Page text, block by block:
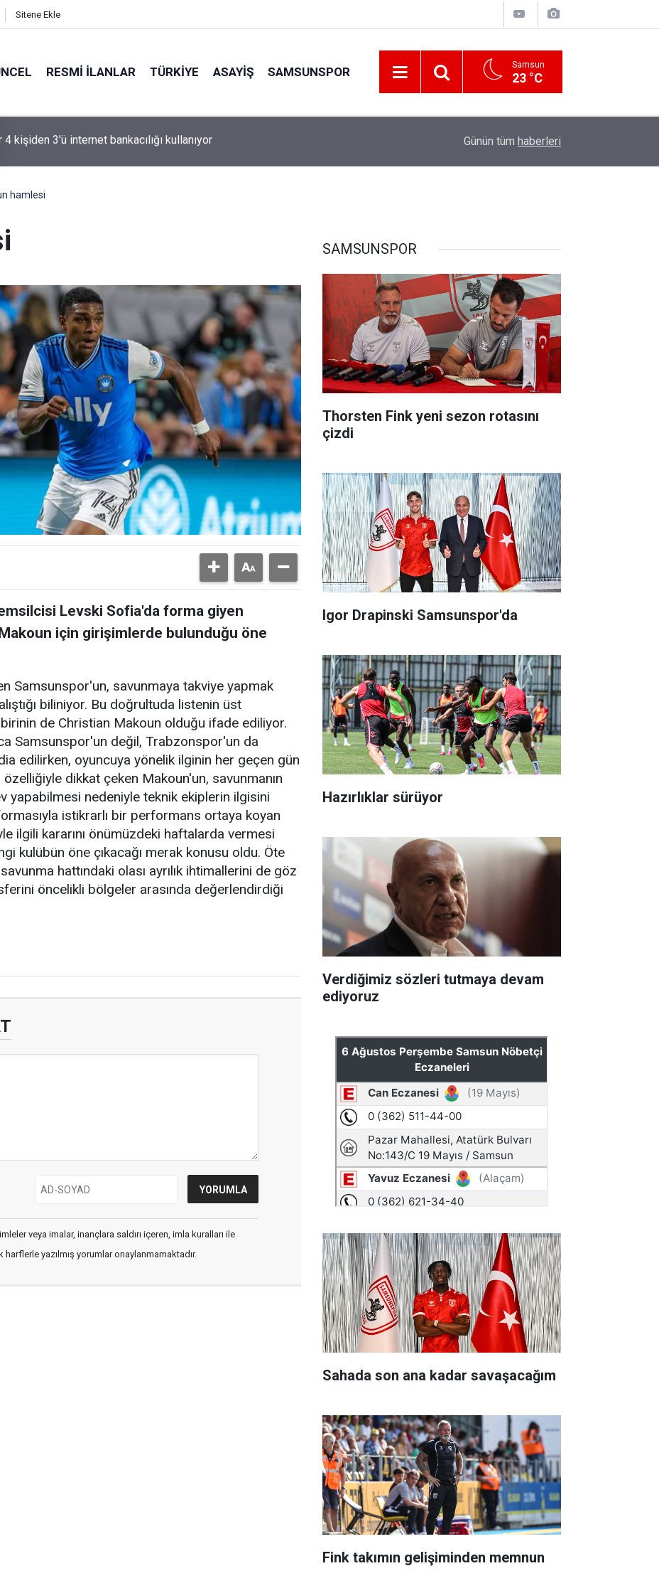
Sitene Ekle
RESMI İLANLAR TÜRKİYE ASAYİŞ SAMSUNSPOR Samsun
23 °C
Fink yeni sezon rotasını çizdi Vatandaşlar evlerinden danışmanlık hizmeti
Günün tüm haberleri
hamlesi
Levski Sofia'da forma giyen
için girişimlerde bulunduğu öne
Samsunspor'un, savunmaya takviye yapmak
biliniyor. Bu doğrultuda listenin üst
de Christian Makoun olduğu ifade ediliyor.
Samsunspor'un değil, Trabzonspor'un da
edilirken, oyuncuya yönelik ilginin her geçen gün
özelliğiyle dikkat çeken Makoun'un, savunmanın
yapabilmesi nedeniyle teknik ekiplerin ilgisini
istikrarlı bir performans ortaya koyan
ilgili kararını önümüzdeki haftalarda vermesi
kulübün öne çıkacağı merak konusu oldu. Öte
hattındaki olası ayrılık ihtimallerini de göz
öncelikli bölgeler arasında değerlendirdiği
veya imalar, inançlara saldırı içeren, imla kuralları ile
yazılmış yorumlar onaylanmamaktadır.
SAMSUNSPOR
Thorsten Fink yeni sezon rotasını
çizdi
Igor Drapinski Samsunspor'da
Hazırlıklar sürüyor
Verdiğimiz sözleri tutmaya devam
ediyoruz
Sahada son ana kadar savaşacağım
Fink takımın gelişiminden memnun